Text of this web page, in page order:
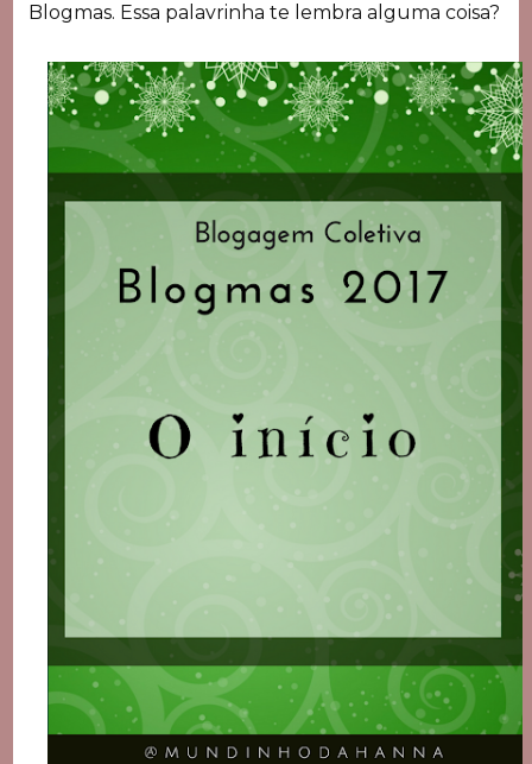
Blogmas. Essa palavrinha te lembra alguma coisa?